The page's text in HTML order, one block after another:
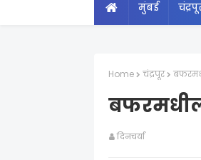
मुंबई
Home चंद्रपूर
बफरमधील
दिनचर्या